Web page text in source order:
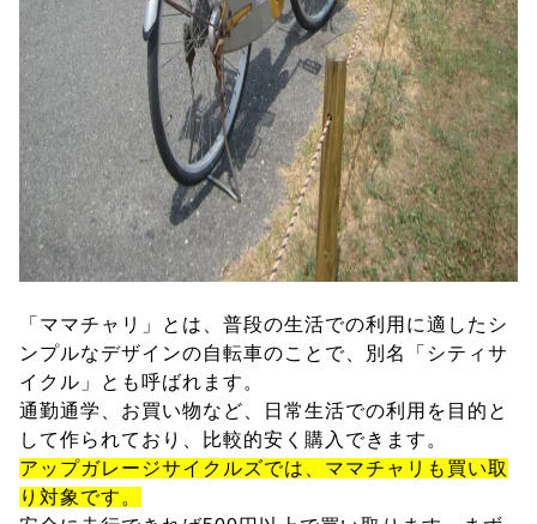
「ママチャリ」とは、普段の生活での利用に適したシ
ンプルなデザインの自転車のことで、別名「シティサ
イクル」とも呼ばれます。
通勤通学、お買い物など、日常生活での利用を目的と
して作られており、比較的安く購入できます。
アップガレージサイクルズでは、ママチャリも買い取
り対象です。